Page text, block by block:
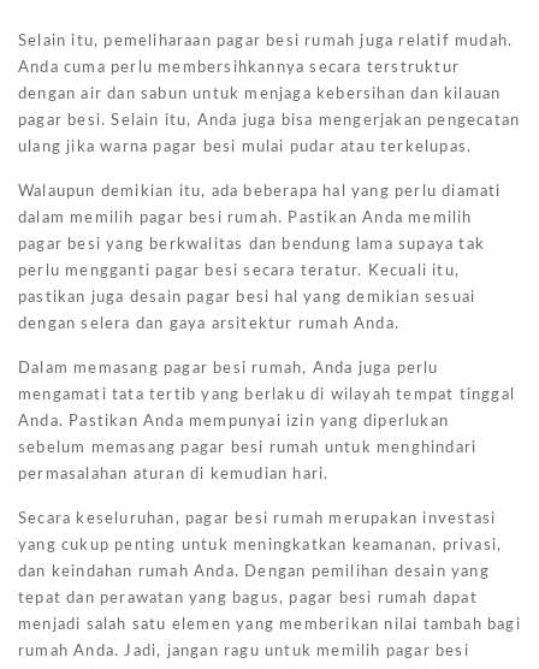
Selain itu, pemeliharaan pagar besi rumah juga relatif mudah.
Anda cuma perlu membersihkannya secara terstruktur
dengan air dan sabun untuk menjaga kebersihan dan kilauan
pagar besi. Selain itu, Anda juga bisa mengerjakan pengecatan
ulang jika warna pagar besi mulai pudar atau terkelupas.
Walaupun demikian itu, ada beberapa hal yang perlu diamati
dalam memilih pagar besi rumah. Pastikan Anda memilih
pagar besi yang berkwalitas dan bendung lama supaya tak
perlu mengganti pagar besi secara teratur. Kecuali itu,
pastikan juga desain pagar besi hal yang demikian sesuai
dengan selera dan gaya arsitektur rumah Anda.
Dalam memasang pagar besi rumah, Anda juga perlu
mengamati tata tertib yang berlaku di wilayah tempat tinggal
Anda. Pastikan Anda mempunyai izin yang diperlukan
sebelum memasang pagar besi rumah untuk menghindari
permasalahan aturan di kemudian hari.
Secara keseluruhan, pagar besi rumah merupakan investasi
yang cukup penting untuk meningkatkan keamanan, privasi,
dan keindahan rumah Anda. Dengan pemilihan desain yang
tepat dan perawatan yang bagus, pagar besi rumah dapat
menjadi salah satu elemen yang memberikan nilai tambah bagi
rumah Anda. Jadi, jangan ragu untuk memilih pagar besi